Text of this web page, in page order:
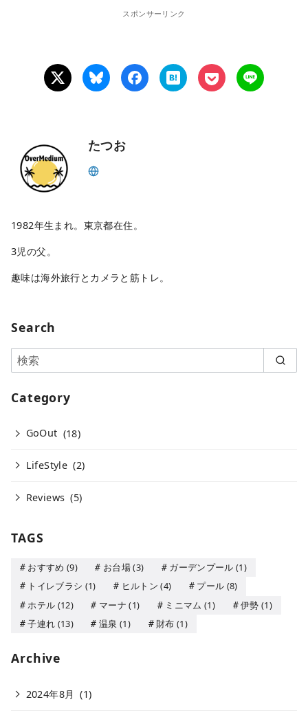
スポンサーリンク
たつお
1982年生まれ。東京都在住。
3児の父。
趣味は海外旅行とカメラと筋トレ。
Search
Category
GoOut (18)
LifeStyle (2)
Reviews (5)
TAGS
おすすめ (9) お台場(3) ガーデンプール (1)
トイレブラシ (1) ヒルトン (4) プール (8)
ホテル (12) マーナ (1) ミニマム (1) 伊勢 (1)
子連れ (13) 温泉 (1) 財布 (1)
Archive
2024年8月 (1)